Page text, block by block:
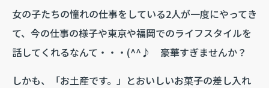
女の子たちの憧れの仕事をしている2人が一度にやってき
て、今の仕事の様子や東京や福岡でのライフスタイルを
話してくれるなんて・・・(^^♪ 豪華すぎませんか？
しかも、「お土産です。」とおいしいお菓子の差し入れ